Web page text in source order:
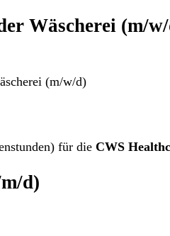
Wäscherei (m/
(m/w/d)
für die CWS
d)